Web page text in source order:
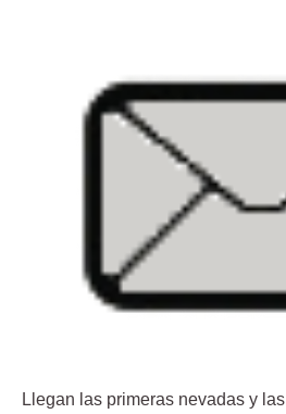
Llegan las primeras nevadas y las